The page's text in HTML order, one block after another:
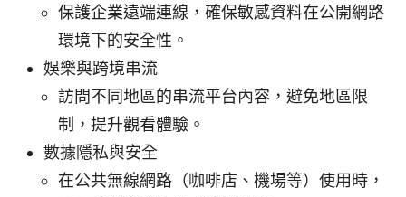
保護企業遠端連線，確保敏感資料在公開網路
環境下的安全性。
娛樂與跨境串流
訪問不同地區的串流平台內容，避免地區限
制，提升觀看體驗。
數據隱私與安全
在公共無線網路（咖啡店、機場等）使用時，